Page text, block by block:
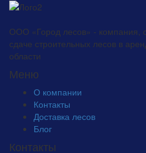
ООО «Город лесов» - компания,
сдаче строительных лесов в
области
Меню
О компании
Контакты
Доставка лесов
Блог
Контакты